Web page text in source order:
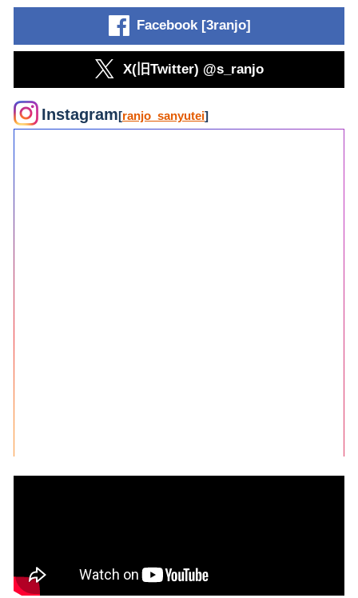
Facebook [3ranjo]
X(旧Twitter) @s_ranjo
Instagram[ranjo_sanyutei]